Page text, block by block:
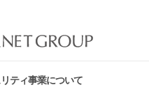
ティ事業について